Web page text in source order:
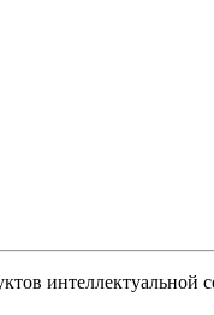
интеллектуальной